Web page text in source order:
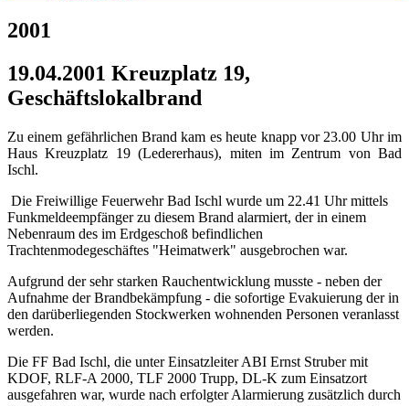
2001
19.04.2001 Kreuzplatz 19,
Geschäftslokalbrand
Zu einem gefährlichen Brand kam es heute knapp vor 23.00 Uhr im
Haus Kreuzplatz 19 (Ledererhaus), miten im Zentrum von Bad
Ischl.
Die Freiwillige Feuerwehr Bad Ischl wurde um 22.41 Uhr mittels
Funkmeldeempfänger zu diesem Brand alarmiert, der in einem
Nebenraum des im Erdgeschoß befindlichen
Trachtenmodegeschäftes "Heimatwerk" ausgebrochen war.
Aufgrund der sehr starken Rauchentwicklung musste - neben der
Aufnahme der Brandbekämpfung - die sofortige Evakuierung der in
den darüberliegenden Stockwerken wohnenden Personen veranlasst
werden.
Die FF Bad Ischl, die unter Einsatzleiter ABI Ernst Struber mit
KDOF, RLF-A 2000, TLF 2000 Trupp, DL-K zum Einsatzort
ausgefahren war, wurde nach erfolgter Alarmierung zusätzlich durch